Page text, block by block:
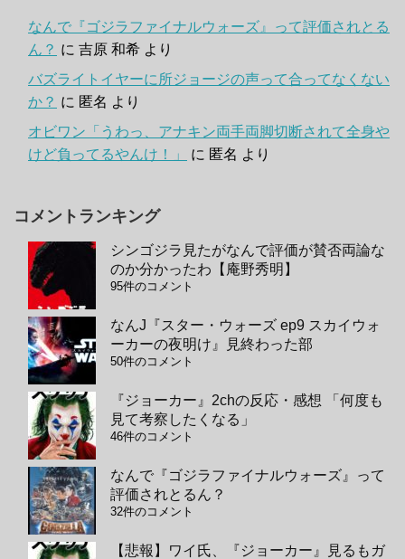
なんで『ゴジラファイナルウォーズ』って評価されとる
ん？ に 吉原 和希 より
バズライトイヤーに所ジョージの声って合ってなくない
か？ に 匿名 より
オビワン「うわっ、アナキン両手両脚切断されて全身や
けど負ってるやんけ！」
に 匿名 より
コメントランキング
シンゴジラ見たがなんで評価が賛否両論な
のか分かったわ【庵野秀明】
95件のコメント
なんJ『スター・ウォーズ ep9 スカイウォ
ーカーの夜明け』見終わった部
50件のコメント
『ジョーカー』2chの反応・感想 「何度も
見て考察したくなる」
46件のコメント
なんで『ゴジラファイナルウォーズ』って
評価されとるん？
32件のコメント
【悲報】ワイ氏、『ジョーカー』見るもガ